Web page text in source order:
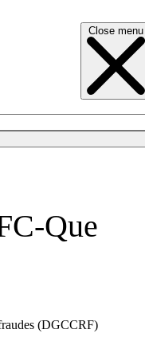
Close menu
Que
(DGCCRF)